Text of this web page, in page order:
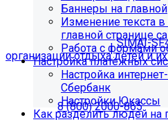
оздоровления"?
Приобретите модульSIMAI-
организации отдыха детей и
Для приобретения модуля
отдел продаж по электронной
телефону 8 (800) 2000-865
Баннеры на главной
Изменение текста
главной странице
Работа с формами
Настройка платёжных
Настройка
Сбербанк
Настройки Юкассы
Как разделить людей на